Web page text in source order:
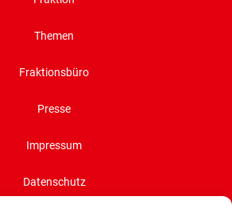
Themen
Fraktionsbüro
Presse
Impressum
Datenschutz